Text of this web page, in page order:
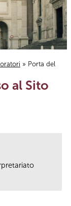
» Porta del
al Sito